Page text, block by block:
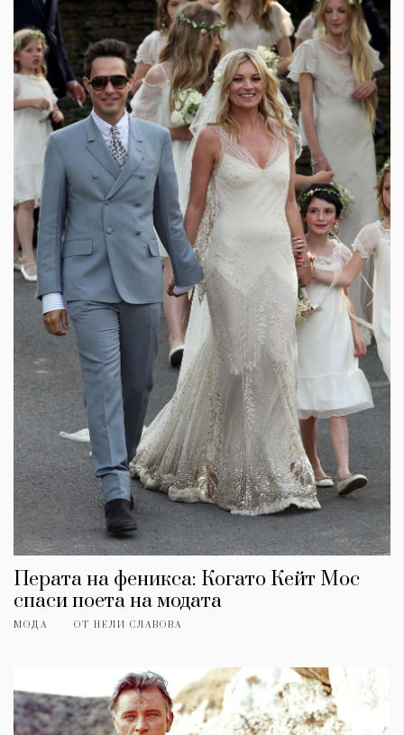
Перата на феникса: Когато Кейт Мос
спаси поета на модата
МОДА ОТ НЕЛИ СЛАВОВА
КАТЕГОРИИ
Dialogue
Изкуство
ЗА НАС
За нас
Реклама
Политика за